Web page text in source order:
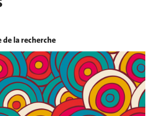
de la recherche